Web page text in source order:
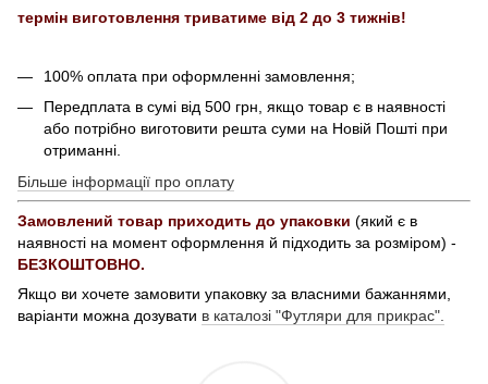
термін виготовлення триватиме від 2 до 3 тижнів!
100% оплата при оформленні замовлення;
Передплата в сумі від 500 грн, якщо товар є в наявності
або потрібно виготовити решта суми на Новій Пошті при
отриманні.
Більше інформації про оплату
Замовлений товар приходить до упаковки (який є в
наявності на момент оформлення й підходить за розміром) -
БЕЗКОШТОВНО.
Якщо ви хочете замовити упаковку за власними бажаннями,
варіанти можна дозувати в каталозі "Футляри для прикрас".